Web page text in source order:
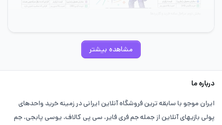
اسکین‌ها و ایونت‌های ویژه، شانس شرکت در قرعه‌ کشی‌ها و
دریافت جوایز اختصاصی را هم به‌دست می‌آورید. خرید با نماد
اعتماد الکترونیکی و پشتیبانی ۲۴ ساعته، تجربه‌ ای سریع، امن و
مشاهده بیشتر
درباره ما
ایران موجو با سابقه ترین فروشگاه آنلاین ایرانی در زمینه خرید واحدهای
پولی بازیهای آنلاین از جمله جم فری فایر، سی پی کالاف، یوسی پابجی، جم